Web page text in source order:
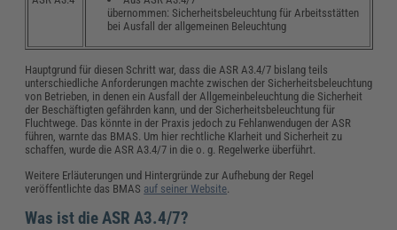
übernommen: Sicherheitsbeleuchtung für Arbeitsstätten
bei Ausfall der allgemeinen Beleuchtung
Hauptgrund für diesen Schritt war, dass die ASR A3.4/7 bislang teils
unterschiedliche Anforderungen machte zwischen der Sicherheitsbeleuchtung
von Betrieben, in denen ein Ausfall der Allgemeinbeleuchtung die Sicherheit
der Beschäftigten gefährden kann, und der Sicherheitsbeleuchtung für
Fluchtwege. Das könnte in der Praxis jedoch zu Fehlanwendugen der ASR
führen, warnte das BMAS. Um hier rechtliche Klarheit und Sicherheit zu
schaffen, wurde die ASR A3.4/7 in die o. g. Regelwerke überführt.
Weitere Erläuterungen und Hintergründe zur Aufhebung der Regel
veröffentlichte das BMAS auf seiner Website.
Was ist die ASR A3.4/7?